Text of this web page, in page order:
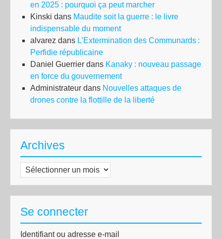
en 2025 : pourquoi ça peut marcher
Kinski dans Maudite soit la guerre : le livre
indispensable du moment
alvarez dans L’Extermination des Communards :
Perfidie républicaine
Daniel Guerrier dans Kanaky : nouveau passage
en force du gouvernement
Administrateur dans Nouvelles attaques de
drones contre la flottille de la liberté
Archives
Archives
Se connecter
Identifiant ou adresse e-mail